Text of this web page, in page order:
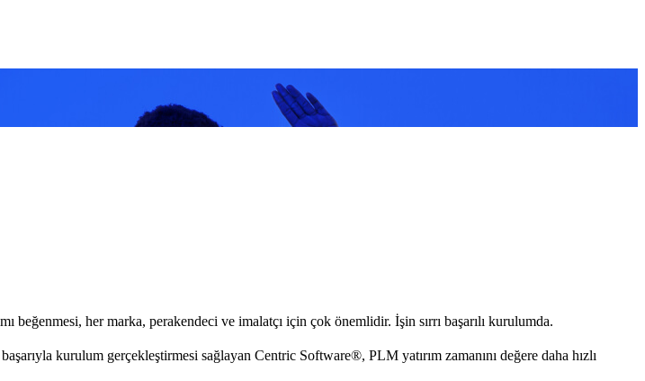
beğenmesi, her marka, perakendeci ve imalatçı için çok önemlidir. İşin sırrı başarılı kurulumda.
kurulum gerçekleştirmesi sağlayan Centric Software®, PLM yatırım zamanını değere daha hızlı